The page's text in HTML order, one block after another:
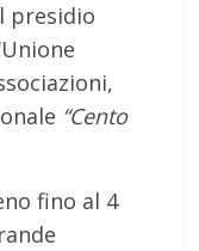
presidio
“Cento
fino al 4